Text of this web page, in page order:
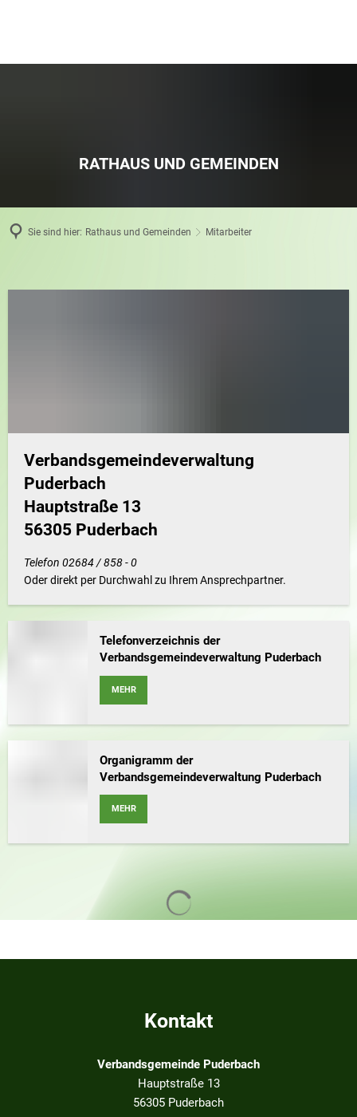
RATHAUS UND GEMEINDEN
Sie sind hier: Rathaus und Gemeinden Mitarbeiter
Verbandsgemeindeverwaltung
Puderbach
Hauptstraße 13
56305 Puderbach
Telefon 02684 / 858 - 0
Oder direkt per Durchwahl zu Ihrem Ansprechpartner.
Telefonverzeichnis der
Verbandsgemeindeverwaltung Puderbach
MEHR
Organigramm der
Verbandsgemeindeverwaltung Puderbach
MEHR
Kontakt
Verbandsgemeinde Puderbach
Hauptstraße 13
56305 Puderbach